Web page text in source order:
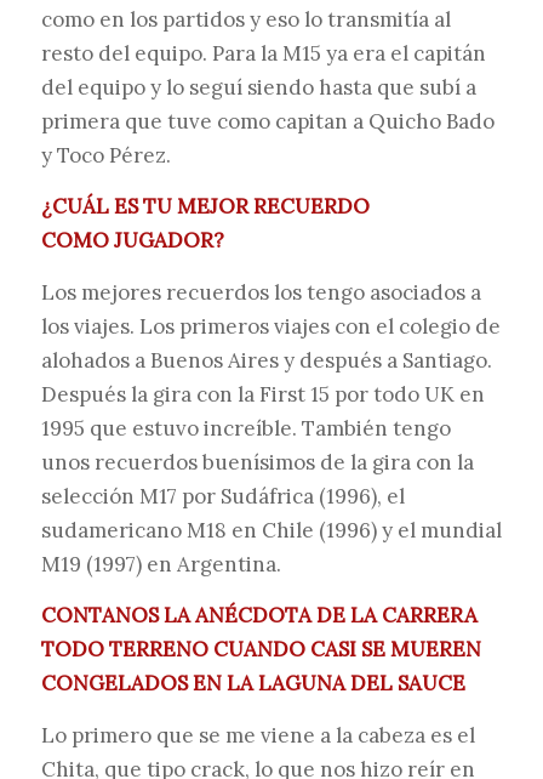
como en los partidos y eso lo transmitía al
resto del equipo. Para la M15 ya era el capitán
del equipo y lo seguí siendo hasta que subí a
primera que tuve como capitan a Quicho Bado
y Toco Pérez.
¿CUÁL ES TU MEJOR RECUERDO
COMO JUGADOR?
Los mejores recuerdos los tengo asociados a
los viajes. Los primeros viajes con el colegio de
alohados a Buenos Aires y después a Santiago.
Después la gira con la First 15 por todo UK en
1995 que estuvo increíble. También tengo
unos recuerdos buenísimos de la gira con la
selección M17 por Sudáfrica (1996), el
sudamericano M18 en Chile (1996) y el mundial
M19 (1997) en Argentina.
CONTANOS LA ANÉCDOTA DE LA CARRERA
TODO TERRENO CUANDO CASI SE MUEREN
CONGELADOS EN LA LAGUNA DEL SAUCE
Lo primero que se me viene a la cabeza es el
Chita, que tipo crack, lo que nos hizo reír en